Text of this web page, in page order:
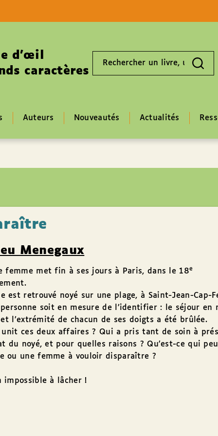
d’œil
caractères livre,
Auteurs Nouveautés Actualités
Menegaux
femme met fin à ses jours à Paris, dans le 18e
est retrouvé noyé sur une plage, à Saint-Jean-Cap-
soit en mesure de l’identifier : le séjour en
l’extrémité de chacun de ses doigts a été brûlée.
ces deux affaires ? Qui a pris tant de soin à
du noyé, et pour quelles raisons ? Qu’est-ce qui
ou une femme à vouloir disparaître ?
impossible à lâcher !